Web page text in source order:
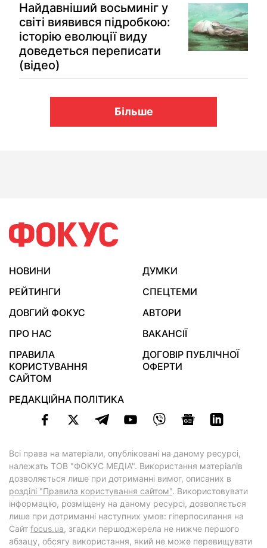
Найдавніший восьминіг у
світі виявився підробкою:
історію еволюції виду
доведеться переписати
(відео)
Більше
НОВИНИ
ДУМКИ
РЕЙТИНГИ
СПЕЦТЕМИ
ДОВГИЙ ФОКУС
АВТОРИ
ПРО НАС
ВАКАНСІЇ
ПРАВИЛА
КОРИСТУВАННЯ
САЙТОМ
ДОГОВІР ПУБЛІЧНОЇ
ОФЕРТИ
РЕДАКЦІЙНА ПОЛІТИКА
Всі права на матеріали, опубліковані на даному ресурсі,
належать ТОВ "ФОКУС МЕДІА". Використання матеріалів
дозволяється лише при дотриманні вимог, описаних в
розділі "Правила користування сайтом". Використовувати
інформацію, розміщену на даному ресурсі, дозволяється
лише при дотриманні наступних умов: гіперпосилання на
Cайт focus.ua, згадки першоджерела не нижче першого
абзацу, обсягу використання, який не може перевищувати